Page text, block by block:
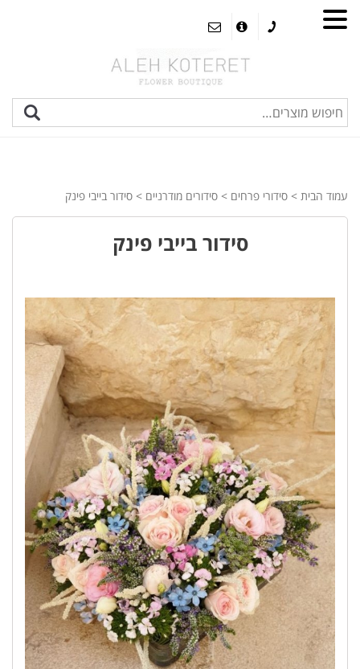
עמוד הבית > סידורי פרחים > סידורים מודרניים > סידור בייבי פינק
סידור בייבי פינק